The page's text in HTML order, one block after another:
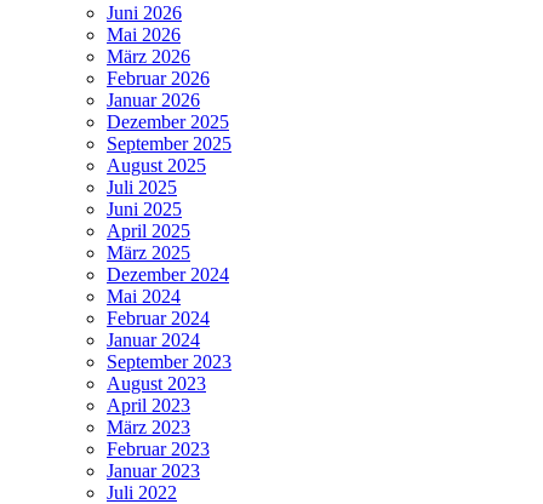
Juni 2026
Mai 2026
März 2026
Februar 2026
Januar 2026
Dezember 2025
September 2025
August 2025
Juli 2025
Juni 2025
April 2025
März 2025
Dezember 2024
Mai 2024
Februar 2024
Januar 2024
September 2023
August 2023
April 2023
März 2023
Februar 2023
Januar 2023
Juli 2022